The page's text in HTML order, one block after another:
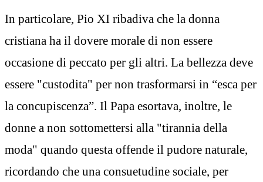
In particolare, Pio XI ribadiva che la donna
cristiana ha il dovere morale di non essere
occasione di peccato per gli altri. La bellezza deve
essere "custodita" per non trasformarsi in “esca per
la concupiscenza”. Il Papa esortava, inoltre, le
donne a non sottomettersi alla "tirannia della
moda" quando questa offende il pudore naturale,
ricordando che una consuetudine sociale, per